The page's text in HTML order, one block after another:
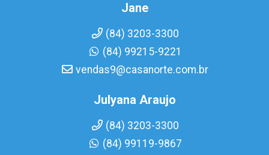
Jane
(84) 3203-3300
(84) 99215-9221
vendas9@casanorte.com.br
Julyana Araujo
(84) 3203-3300
(84) 99119-9867